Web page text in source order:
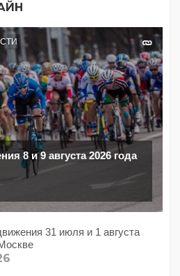
8 и 9 августа 2026 года
31 июля и 1 августа